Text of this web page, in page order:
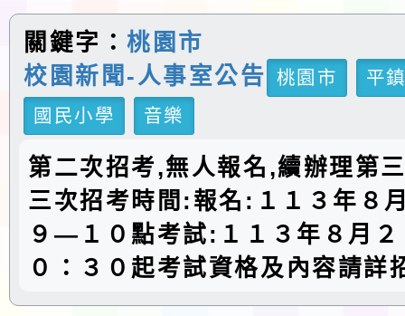
關鍵字：桃園市
校園新聞-人事室公告
桃園市
平
國民小學
音樂
第二次招考,無人報名,續辦理第
三次招考時間:報名:１１３年８
９—１０點考試:１１３年８月２
０：３０起考試資格及內容請詳